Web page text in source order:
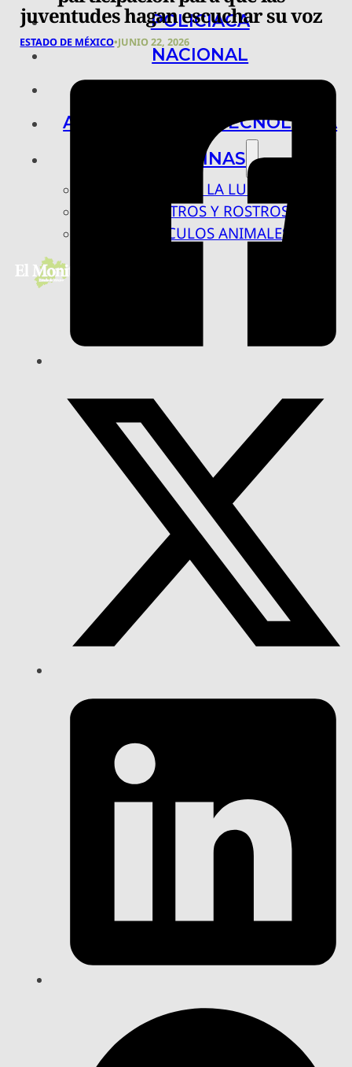
POLICIACA
NACIONAL
ARTE, CIENCIA Y TECNOLOGÍA
COLUMNAS
BAJO LA LUPA
RASTROS Y ROSTROS
VÍNCULOS ANIMALES
juventudes hagan escuchar su voz
ESTADO DE MÉXICO•JUNIO 22, 2026